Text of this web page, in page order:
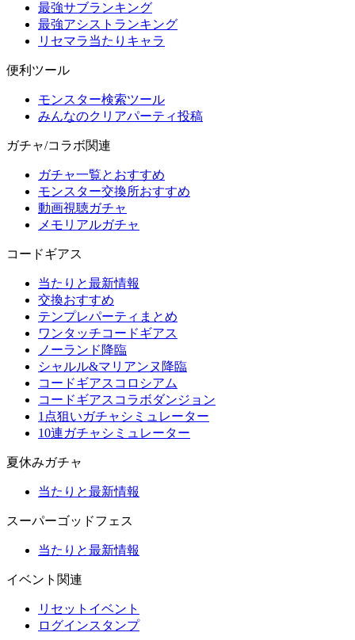
最強サブランキング
最強アシストランキング
リセマラ当たりキャラ
便利ツール
モンスター検索ツール
みんなのクリアパーティ投稿
ガチャ/コラボ関連
ガチャ一覧とおすすめ
モンスター交換所おすすめ
動画視聴ガチャ
メモリアルガチャ
コードギアス
当たりと最新情報
交換おすすめ
テンプレパーティまとめ
ワンタッチコードギアス
ノーランド降臨
シャルル&マリアンヌ降臨
コードギアスコロシアム
コードギアスコラボダンジョン
1点狙いガチャシミュレーター
10連ガチャシミュレーター
夏休みガチャ
当たりと最新情報
スーパーゴッドフェス
当たりと最新情報
イベント関連
リセットイベント
ログインスタンプ